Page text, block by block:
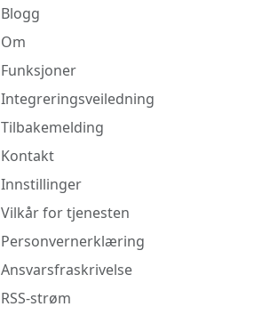
Blogg
Om
Funksjoner
Integreringsveiledning
Tilbakemelding
Kontakt
Innstillinger
Vilkår for tjenesten
Personvernerklæring
Ansvarsfraskrivelse
RSS-strøm